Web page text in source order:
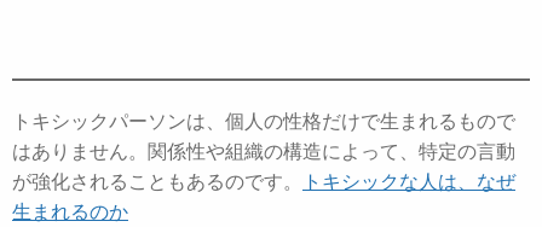
トキシックパーソンは、個人の性格だけで生まれるもので
はありません。 関係性や組織の構造によって、特定の言動
が強化されることもあるのです。
トキシックな人は、なぜ
生まれるのか